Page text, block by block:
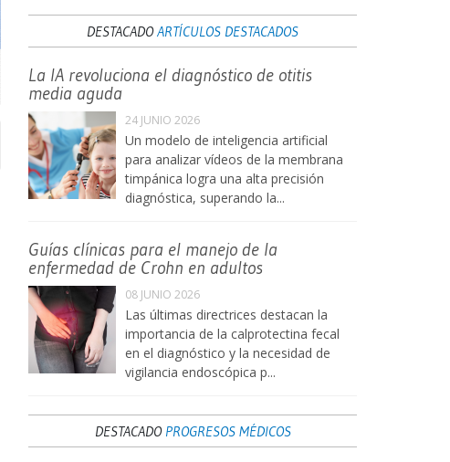
DESTACADOARTÍCULOS DESTACADOS
La IA revoluciona el diagnóstico de otitis
media aguda
24 JUNIO 2026
Un modelo de inteligencia artificial
para analizar vídeos de la membrana
timpánica logra una alta precisión
diagnóstica, superando la...
Guías clínicas para el manejo de la
enfermedad de Crohn en adultos
08 JUNIO 2026
Las últimas directrices destacan la
importancia de la calprotectina fecal
en el diagnóstico y la necesidad de
vigilancia endoscópica p...
DESTACADO PROGRESOS MÉDICOS